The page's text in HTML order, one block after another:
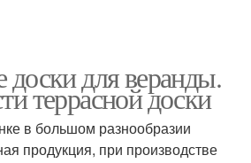
доски для веранды.
террасной доски
в большом разнообразии
продукция, при производстве